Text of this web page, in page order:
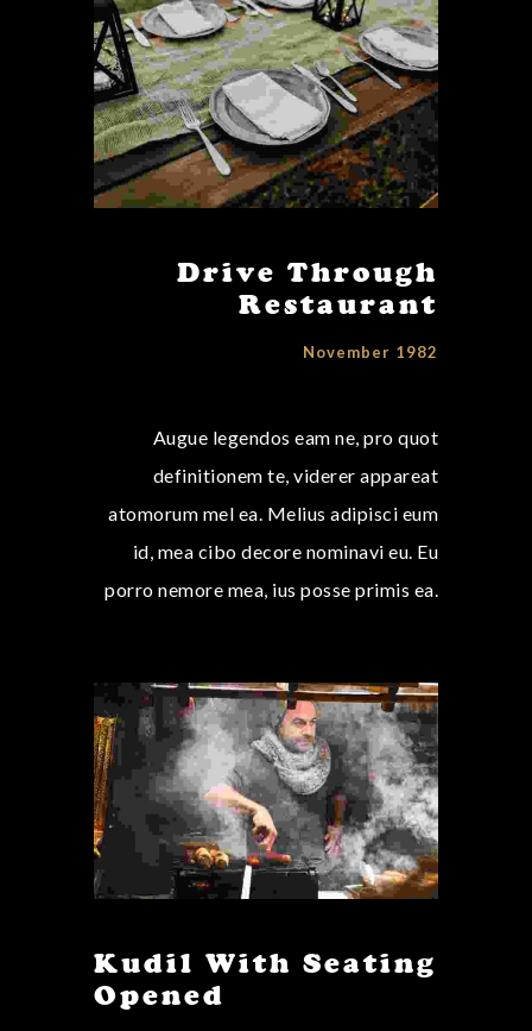
Drive Through
Restaurant
November 1982
Augue legendos eam ne, pro quot
definitionem te, viderer appareat
atomorum mel ea. Melius adipisci eum
id, mea cibo decore nominavi eu. Eu
porro nemore mea, ius posse primis ea.
Kudil With Seating
Opened